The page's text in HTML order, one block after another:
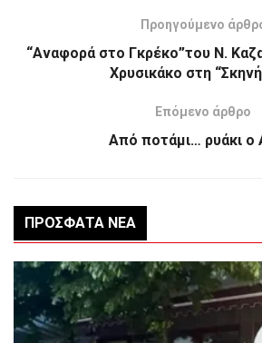
Προηγούμενο
“Αναφορά στο Γκρέκο”του Ν.
Χρυσικάκο στη
Επόμενο άρθρο
Από ποτάμι… ρυάκι
ΠΡΌΣΦΑΤΑ ΝΈΑ